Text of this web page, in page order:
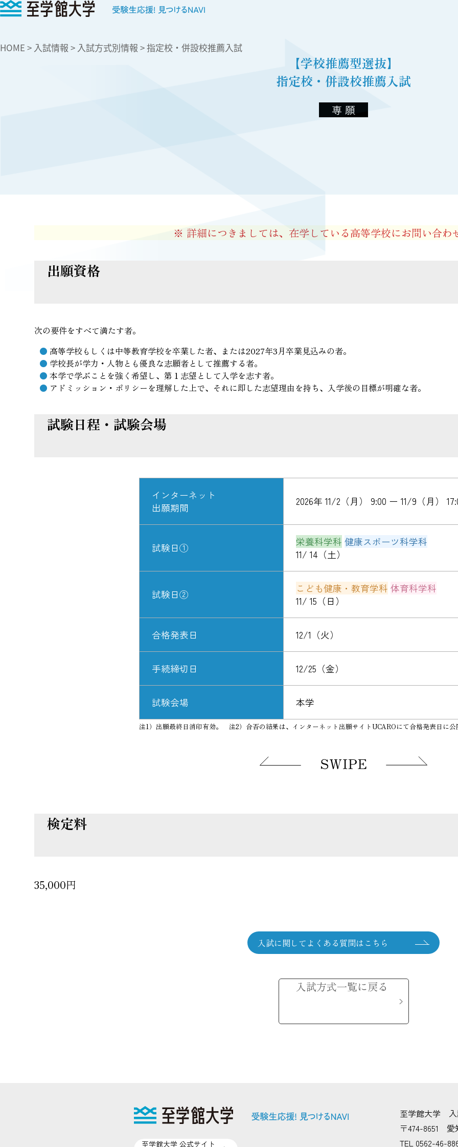
至学館大学
HOME > 入試情報 > 入試方式別情報 >指定校・併設校推薦入試
【学校推薦型選抜】
指定校・併設校推薦入試
専 願
※ 詳細につきましては、在学している高等学校にお問い合わ
出願資格
次の要件をすべて満たす者。
高等学校もしくは中等教育学校を卒業した者、または2027年3月卒業見込みの者。
学校長が学力・人物とも優良な志願者として推薦する者。
本学で学ぶことを強く希望し、第１志望として入学を志す者。
アドミッション・ポリシーを理解した上で、それに即した志望理由を持ち、入学後の目標が明確な者。
試験日程・試験会場
インターネット
出願期間
2026年 11/2（月） 9:00 ー 11/9（月）
試験日① 栄養科学科 健康スポーツ科学科
11/ 14（土）
試験日② こども健康・教育学科 体育科学科
11/ 15（日）
合格発表日 12/1（火）
手続締切日 12/25（金）
試験会場 本学
注1）出願最終日消印有効。 注2）合否の結果は、インターネット出願サイトUCAROにて合格発表日に公
検定料
35,000円
入試に関してよくある質問はこちら
入試方式一覧に戻る
至学館大学 公式サイト
至学館大学 入
〒474-8651 愛
TEL 0562-46-